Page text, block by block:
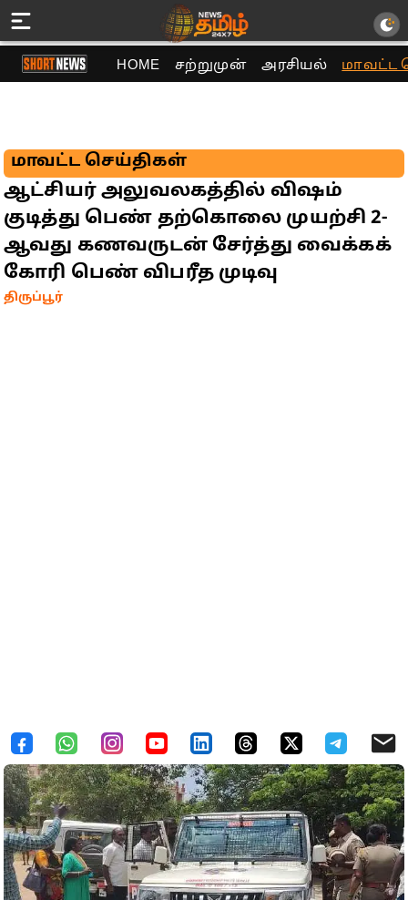
HOME சற்றுமுன் அரசியல் மாவட்ட
மாவட்ட செய்திகள்
ஆட்சியர் அலுவலகத்தில் விஷம்
குடித்து பெண் தற்கொலை முயற்சி 2-
ஆவது கணவருடன் சேர்த்து வைக்கக்
கோரி பெண் விபரீத முடிவு
திருப்பூர்